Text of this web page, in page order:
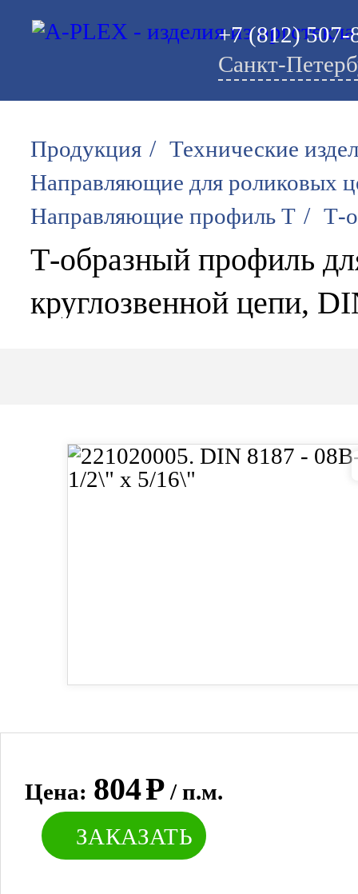
+7 (812) 507-
Санкт-
Продукция / Технические
Направляющие для роликовых
Направляющие профиль T / Т-
Т-образный профиль
круглозвенной цепи,
Цена: 804Р / п.м.
ЗАКАЗАТЬ